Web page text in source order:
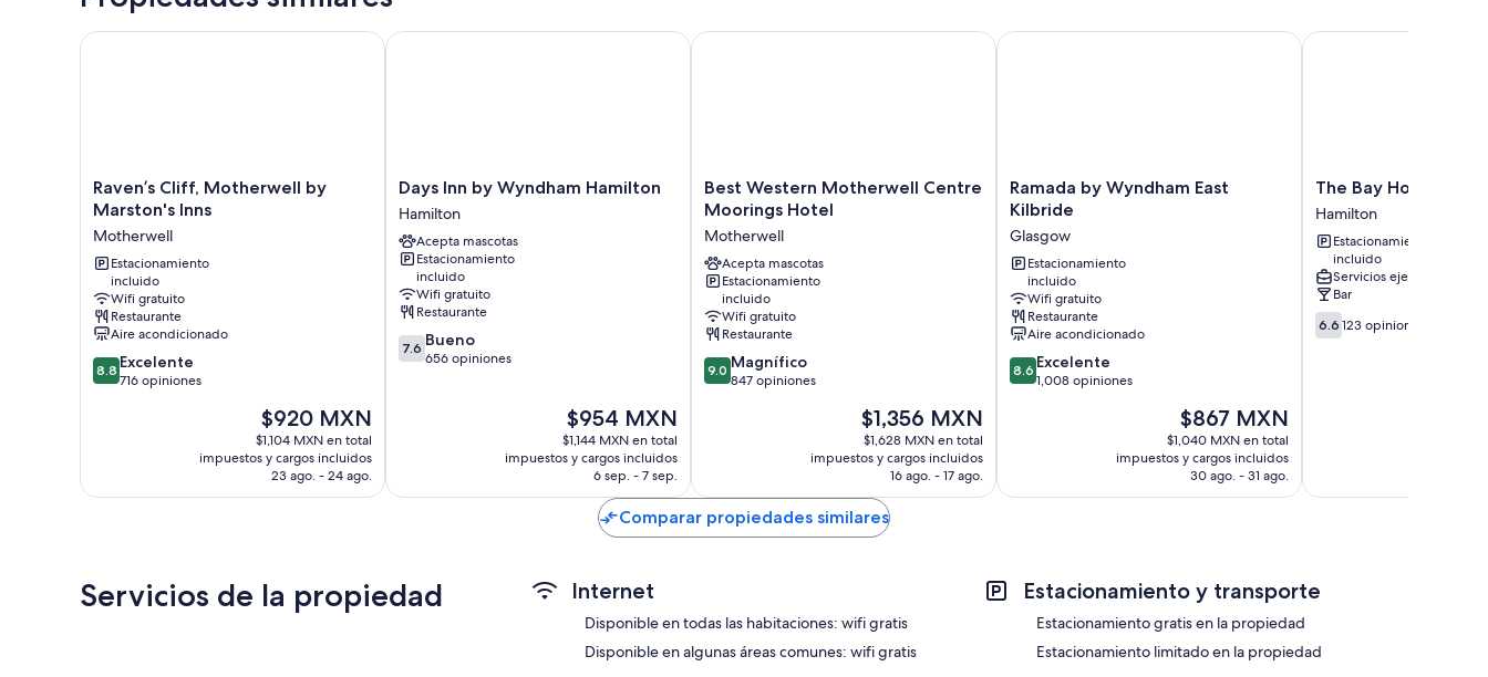
Armarios o clósets, servicio de limpieza y escritorios
Raven’s
Cliff,
by
Marston's
Inns
Motherwell
Raven’s Cliff, Motherwell by
Marston's Inns
Motherwell
Estacionamiento
incluido
Wifi gratuito
Restaurante
Aire acondicionado
8.8
de
8.8 Excelente
716 opiniones
El
precio
actual
es
de
$920 MXN
$1,104 MXN en total
impuestos y cargos incluidos
23 ago. - 24 ago.
Raven’s Cliff, Motherwell by Marston's Inns
Days
Inn
by
Wyndham
Hamilton
Hamilton
Days Inn by Wyndham Hamilton
Hamilton
Acepta mascotas
Estacionamiento
incluido
Wifi gratuito
Restaurante
7.6
de
7.6 Bueno
656 opiniones
El
precio
actual
de
$954 MXN
$954 MXN
$1,144 MXN en total
impuestos y cargos incluidos
6 sep. - 7 sep.
Days Inn by Wyndham Hamilton
Best
Western
Motherwell
Centre
Moorings
Hotel
Motherwell
Best Western Motherwell Centre
Moorings Hotel
Motherwell
Acepta mascotas
Estacionamiento
incluido
Wifi gratuito
Restaurante
9.0
de
9.0 Magnífico
847 opiniones
El
precio
actual
de
$1,356 MXN
$1,356 MXN
$1,628 MXN en total
impuestos y cargos incluidos
16 ago. - 17 ago.
Best Western Motherwell Centre Moorings Hotel
Ramada
by
East
Kilbride
Glasgow
Ramada by Wyndham East
Kilbride
Glasgow
Estacionamiento
incluido
Wifi gratuito
Restaurante
Aire acondicionado
8.6
de
8.6 Excelente
1,008 opiniones
El
precio
actual
es
de
$867 MXN
$1,040 MXN en total
impuestos y cargos incluidos
30 ago. - 31 ago.
Ramada by Wyndham East Kilbride
The
Bay
Horse
Hamilton
The Bay Horse
Hamilton
Estacionamiento
incluido
Servicios ejecutivos
Bar
6.6
de
6.6 123 opiniones
The Bay Horse
Comparar propiedades similares
Servicios de la propiedad Internet
Disponible en todas las habitaciones: wifi gratis
Disponible en algunas áreas comunes: wifi gratis
Estacionamiento y transporte
Estacionamiento gratis en la propiedad
Estacionamiento limitado en la propiedad